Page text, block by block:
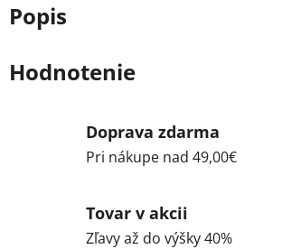
Popis
Hodnotenie
Doprava zdarma
Pri nákupe nad 49,00€
Tovar v akcii
Zľavy až do výšky 40%